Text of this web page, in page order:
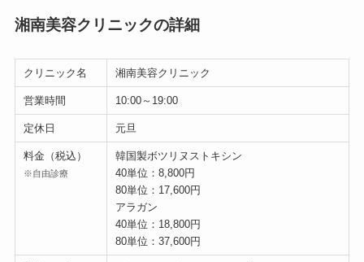
湘南美容クリニックの詳細
クリニック名 湘南美容クリニック
営業時間 10:00～19:00
定休日 元旦
料金（税込）
※自由診療
韓国製ボツリヌストキシン
40単位：8,800円
80単位：17,600円
アラガン
40単位：18,800円
80単位：37,600円